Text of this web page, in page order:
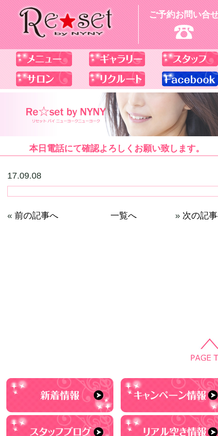
ご予約お問い合
本日電話にて確認よろしくお願い致します。
17.09.08
« 前の記事へ 一覧へ » 次の記